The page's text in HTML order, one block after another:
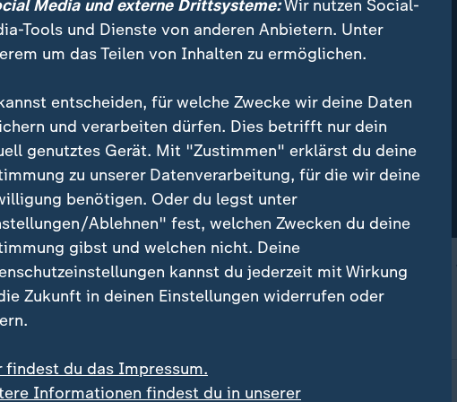
US-Milliardär Peter Thiel so fasziniert von der Apokalypse?
Theologen Wolfgang Palaver.
Media und externe Drittsysteme:Wir nutzen Social-
Tools und Dienste von anderen Anbietern. Unter
um das Teilen von Inhalten zu ermöglichen.
entscheiden, für welche Zwecke wir deine Daten
und verarbeiten dürfen. Dies betrifft nur dein
genutztes Gerät. Mit "Zustimmen" erklärst du deine
zu unserer Datenverarbeitung, für die wir deine
benötigen. Oder du legst unter
Ablehnen" fest, welchen Zwecken du deine
gibst und welchen nicht. Deine
kannst du jederzeit mit Wirkung
Zukunft in deinen Einstellungen widerrufen oder
findest du das Impressum.
Informationen findest du in unserer